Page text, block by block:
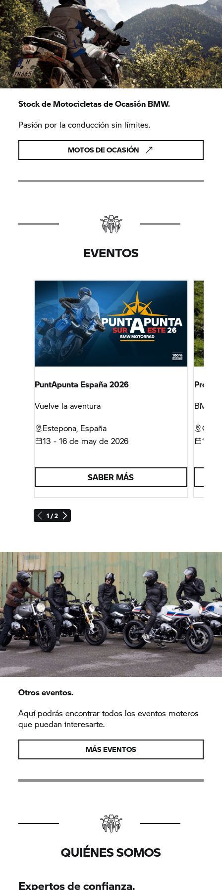
Stock de Motocicletas de Ocasión BMW.
Pasión por la conducción sin límites.
MOTOS DE OCASIÓN
EVENTOS
1 / 2
PuntApunta España 2026
Vuelve la aventura
Estepona, España
13 - 16 de may de 2026
SABER MÁS
BMW
1 de
Otros eventos.
Aquí podrás encontrar todos los eventos moteros
que puedan interesarte.
MÁS EVENTOS
QUIÉNES SOMOS
Expertos de confianza.